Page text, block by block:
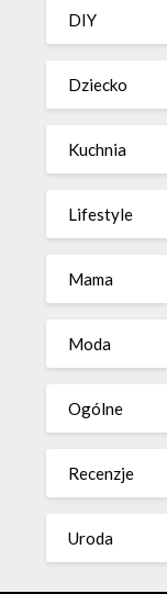
DIY
Dziecko
Kuchnia
Lifestyle
Mama
Moda
Ogólne
Recenzje
Uroda